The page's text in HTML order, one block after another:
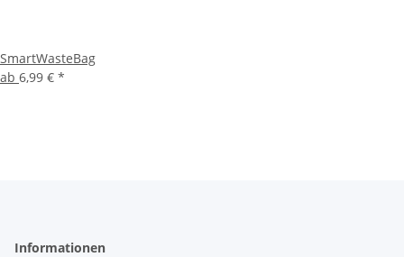
SmartWasteBag
ab 6,99 € *
Informationen